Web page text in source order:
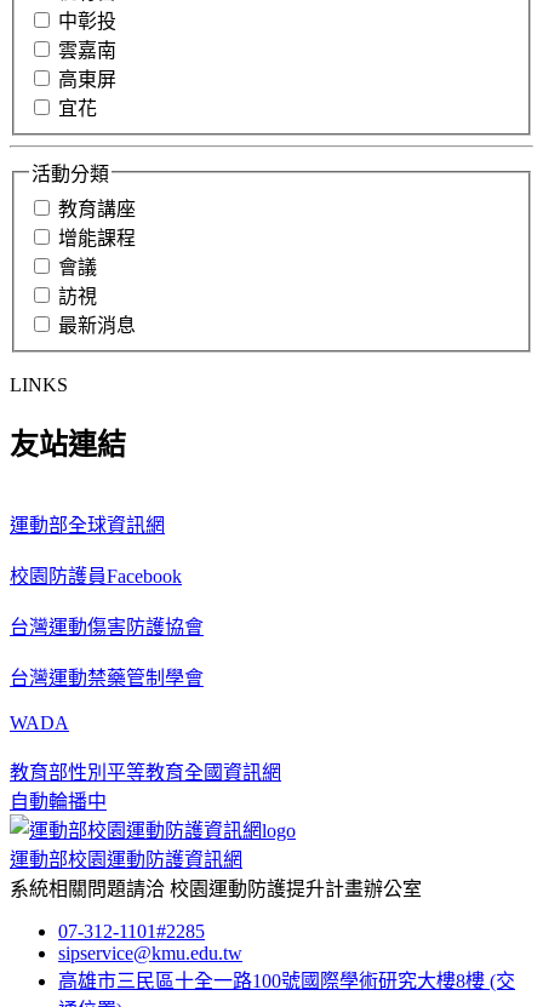
中彰投
雲嘉南
高東屏
宜花
活動分類
教育講座
增能課程
會議
訪視
最新消息
LINKS
友站連結
運動部全球資訊網
校園防護員Facebook
台灣運動傷害防護協會
台灣運動禁藥管制學會
WADA
教育部性別平等教育全國資訊網
自動輪播中
運動部校園運動防護資訊網
系統相關問題請洽 校園運動防護提升計畫辦公室
07-312-1101#2285
sipservice@kmu.edu.tw
高雄市三民區十全一路100號國際學術研究大樓8樓 (交